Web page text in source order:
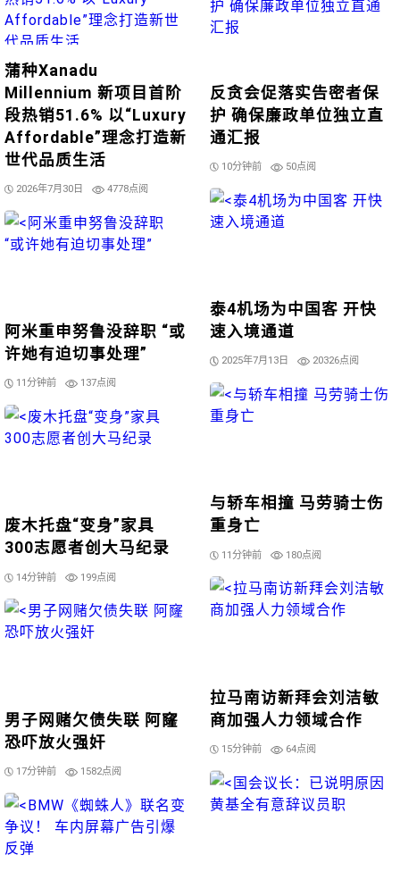
蒲种Xanadu
Millennium 新项目首阶
段热销51.6% 以“Luxury
Affordable”理念打造新
世代品质生活
2026年7月30日 4778点阅
反贪会促落实告密者保
护 确保廉政单位独立直
通汇报
10分钟前 50点阅
泰4机场为中国客 开快
速入境通道
2025年7月13日 20326点阅
阿米重申努鲁没辞职 “或
许她有迫切事处理”
11分钟前 137点阅
与轿车相撞 马劳骑士伤
重身亡
11分钟前 180点阅
废木托盘“变身”家具
300志愿者创大马纪录
14分钟前 199点阅
拉马南访新拜会刘洁敏
商加强人力领域合作
15分钟前 64点阅
男子网赌欠债失联 阿窿
恐吓放火强奸
17分钟前 1582点阅